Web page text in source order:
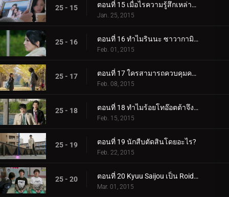
25 - 15 ตอนที่ 15 เมื่อไรความรู้สึกเหล่านั้นจะถูกบอกเล่า?
Jan. 25, 2015
25 - 16 ตอนที่ 16 ทำไมรินนะ ซาวากามิถึงประหม่า?
Feb. 01, 2015
25 - 17 ตอนที่ 17 ใครสามารถควบคุมความร้อนที่ตายแล้วได้?
Feb. 08, 2015
25 - 18 ตอนที่ 18 ทำไมร้อยโทอ๊อตต้าจึงตามเขาไป?
Feb. 15, 2015
25 - 19 ตอนที่ 19 นักสืบตัดสินโดยอะไร?
Feb. 22, 2015
25 - 20 ตอนที่ 20 Kyuu Saijou เป็น Roidmude นานแค่ไหนแล้ว?
Mar. 01, 2015